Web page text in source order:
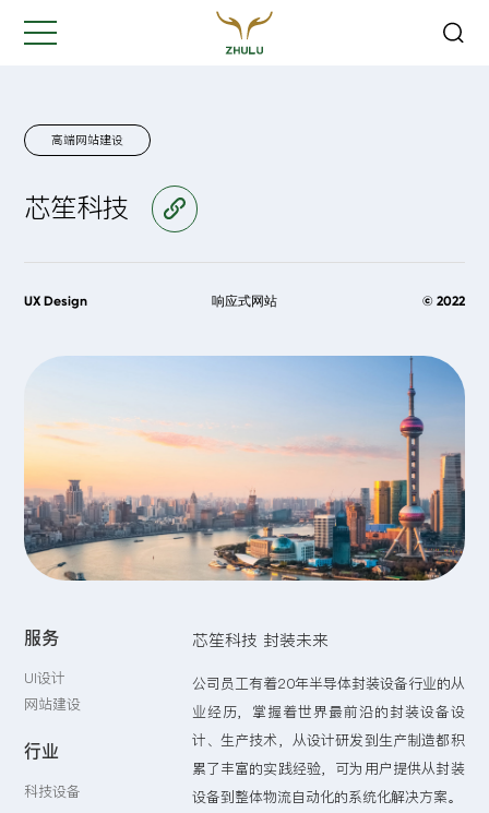
高端网站建设
芯笙科技
UX Design 响应式网站 © 2022
服务
UI设计
网站建设
行业
科技设备
芯笙科技 封装未来
公司员工有着20年半导体封装设备行业的从
业经历，掌握着世界最前沿的封装设备设
计、生产技术，从设计研发到生产制造都积
累了丰富的实践经验，可为用户提供从封装
设备到整体物流自动化的系统化解决方案。
是我们最重要的工作之一...
您的姓名:*
联系方式:*
您的需求:
留言:
提交